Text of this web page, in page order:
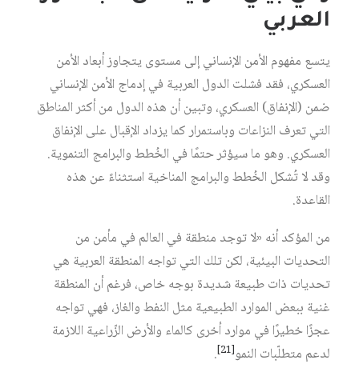
العربي
يتسع مفهوم الأمن الإنساني إلى مستوى يتجاوز أبعاد الأمن
العسكري، فقد فشلت الدول العربية في إدماج الأمن الإنساني
ضمن (الإنفاق) العسكري، وتبين أن هذه الدول من أكثر المناطق
التي تعرف النزاعات وباستمرار كما يزداد الإقبال على الإنفاق
العسكري. وهو ما سيؤثر حتمًا في الخُطط والبرامج التنموية.
وقد لا تُشكل الخُطط والبرامج المناخية استثناءً عن هذه
القاعدة.
من المؤكد أنه «لا توجد منطقة في العالم في مأمن من
التحديات البيئية، لكن تلك التي تواجه المنطقة العربية هي
تحديات ذات طبيعة شديدة بوجه خاص، فرغم أن المنطقة
غنية ببعض الموارد الطبيعية مثل النفط والغاز، فهي تواجه
عجزًا خطيرًا في موارد أخرى كالماء والأرض الزّراعية اللازمة
لدعم متطلّبات النمو‏[21]
.